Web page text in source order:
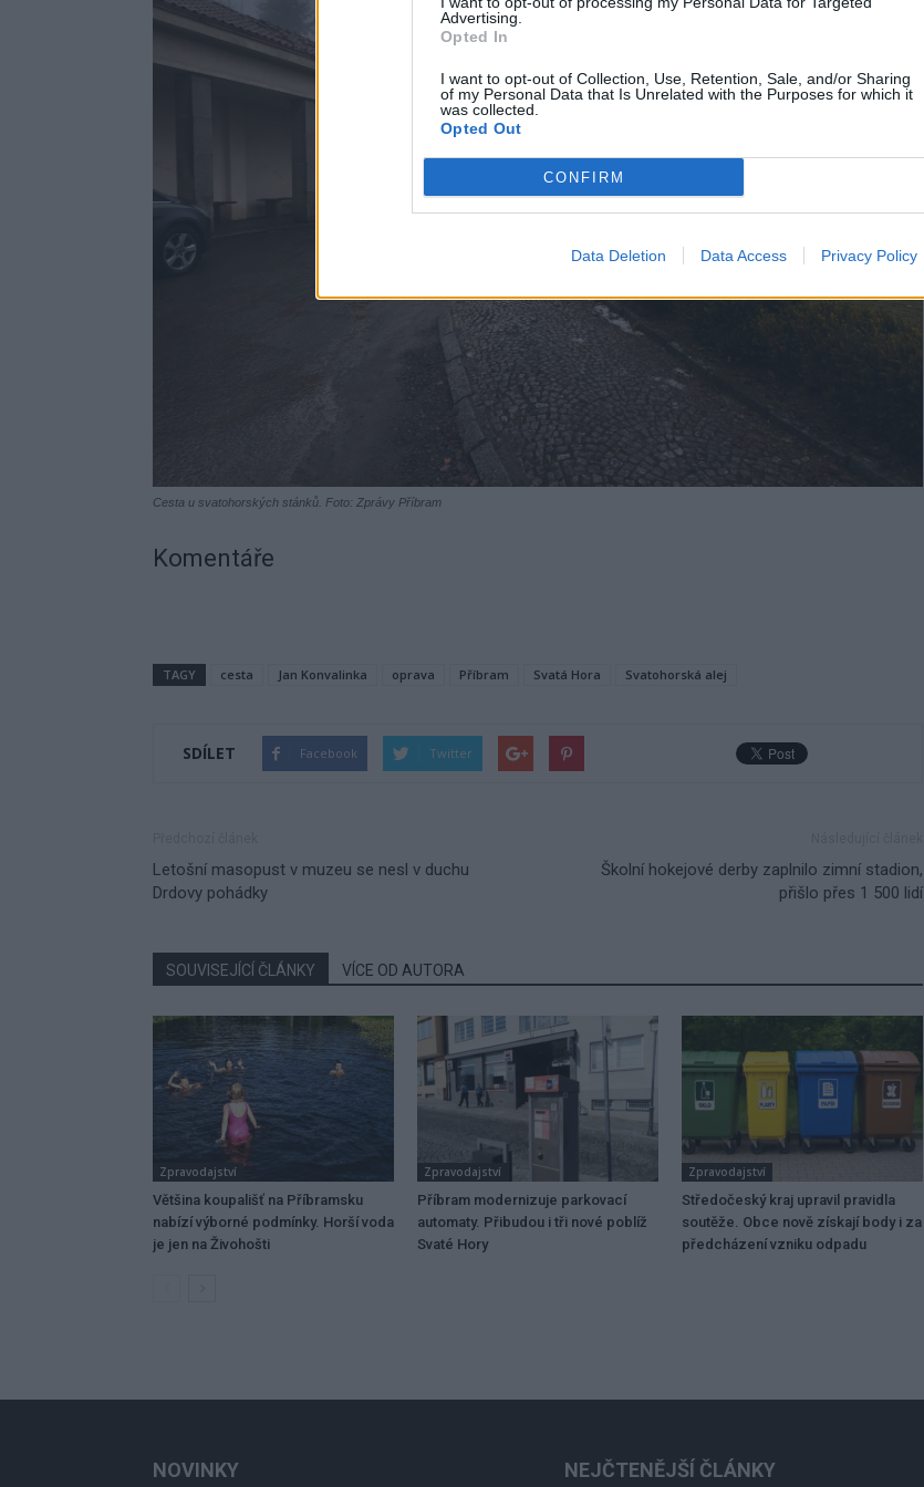
Advertising.
Opted In
I want to opt-out of Collection, Use, Retention, Sale, and/or Sharing
of my Personal Data that Is Unrelated with the Purposes for which it
was collected.
Opted Out
CONFIRM
Data Deletion Data Access Privacy Policy
Cesta u svatohorských stánků. Foto: Zprávy Příbram
Komentáře
TAGY cesta Jan Konvalinka oprava Příbram Svatá Hora Svatohorská alej
SDÍLET Facebook Twitter
Letošní masopust v muzeu se nesl v duchu
Drdovy pohádky
Školní hokejové derby zaplnilo zimní stadion,
přišlo přes 1 500 lidí
SOUVISEJÍCÍ ČLÁNKY VÍCE OD AUTORA
Zpravodajství
Většina koupališť na Příbramsku
nabízí výborné podmínky. Horší voda
je jen na Živohošti
Zpravodajství
Příbram modernizuje parkovací
automaty. Přibudou i tři nové poblíž
Svaté Hory
Zpravodajství
Středočeský kraj upravil pravidla
soutěže. Obce nově získají body i za
předcházení vzniku odpadu
NOVINKY NEJČTENĚJŠÍ ČLÁNKY